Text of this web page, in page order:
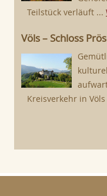
Teilstück verläuft ...
Völs – Schloss
Kreisverkehr in